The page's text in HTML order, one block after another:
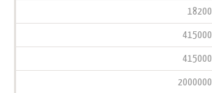
18200
415000
415000
2000000